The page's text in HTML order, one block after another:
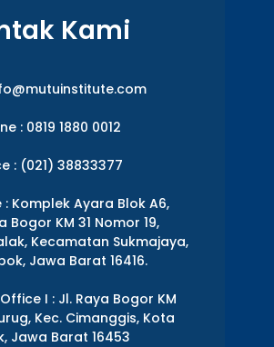
Kami
: 0819 1880 0012
: (021) 38833377
Komplek Ayara Blok A6,
Bogor KM 31 Nomor 19,
Kecamatan Sukmajaya,
Jawa Barat 16416.
I : Jl. Raya Bogor KM
Kec. Cimanggis, Kota
Jawa Barat 16453